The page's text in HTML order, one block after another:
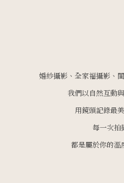
婚紗攝影、全家福攝影、
我們以自然互動
用鏡頭記錄最
每一次拍
都是屬於你的溫